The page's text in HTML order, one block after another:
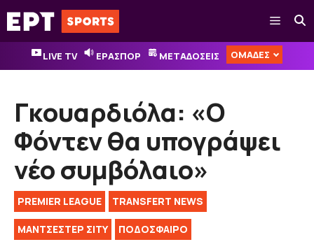
Μετάβαση
σε
περιεχόμενο
Μενού
LIVE TV ΕΡΑΣΠΟΡ ΜΕΤΑΔΟΣΕΙΣ ΟΜΑΔΕΣ
Γκουαρδιόλα: «Ο
Φόντεν θα υπογράψει
νέο συμβόλαιο»
PREMIER LEAGUE TRANSFERT NEWS
ΜΑΝΤΣΕΣΤΕΡ ΣΙΤΥ ΠΟΔΟΣΦΑΙΡΟ